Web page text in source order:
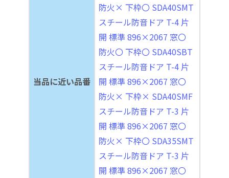
当品に近い品番
防火× 下枠〇 SDA40SMT
スチール防音ドア T-4 片
開 標準 896×2067 窓〇
防火〇 下枠〇 SDA40SBT
スチール防音ドア T-4 片
開 標準 896×2067 窓〇
防火× 下枠× SDA40SMF
スチール防音ドア T-3 片
開 標準 896×2067 窓〇
防火× 下枠〇 SDA35SMT
スチール防音ドア T-3 片
開 標準 896×2067 窓〇